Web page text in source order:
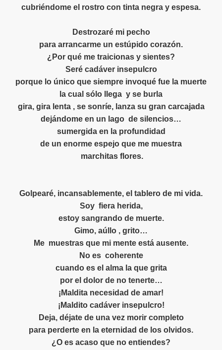
cubriéndome el rostro con tinta negra y espesa.
Destrozaré mi pecho
para arrancarme un estúpido corazón.
¿Por qué me traicionas y sientes?
Seré cadáver insepulcro
porque lo único que siempre invoqué fue la muerte
la cual sólo llega y se burla
gira, gira lenta , se sonríe, lanza su gran carcajada
dejándome en un lago de silencios…
sumergida en la profundidad
de un enorme espejo que me muestra
marchitas flores.
Golpearé, incansablemente, el tablero de mi vida.
Soy fiera herida,
estoy sangrando de muerte.
Gimo, aúllo , grito…
Me muestras que mi mente está ausente.
No es coherente
cuando es el alma la que grita
por el dolor de no tenerte…
¡Maldita necesidad de amar!
¡Maldito cadáver insepulcro!
Deja, déjate de una vez morir completo
para perderte en la eternidad de los olvidos.
¿O es acaso que no entiendes?
- Walter Respondió :Necesidad de piel
, RABIA , IRA , MUERTE , DESOLACIÓN ,
, SILENCIOS Y ESPERAS
FUERZA OTROS
REFLEXIVOS - LOCURAS POÉTICAS
POETAS
GONZÁLES VIGIL, CÉSAR TORO MONTALVO-